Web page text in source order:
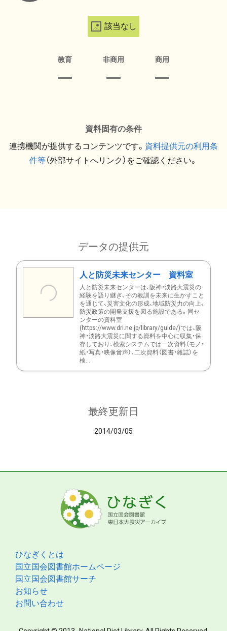
該当なし
教育 非商用 商用
資料固有の条件
連携機関が提供するコンテンツです。 資料提供元の利用条
件等（外部サイトへリンク）をご確認ください。
データの提供元
人と防災未来センター 資料室
人と防災未来センターは、阪神・淡路大震災の
経験を語り継ぎ、その教訓を未来に生かすこと
を通じて、災害文化の形成、地域防災力の向上、
防災政策の開発支援を図る施設である。同セ
ンターの資料室
(https://www.dri.ne.jp/library/guide/)では、阪
神・淡路大震災に関する資料を中心に収集・保
存しており、検索システムでは一次資料（モノ・
紙・写真・映像音声）、二次資料（図書・雑誌）を
検...
最終更新日
2014/03/05
ひなぎくとは
国立国会図書館ホームページ
国立国会図書館サーチ
お知らせ
お問い合わせ